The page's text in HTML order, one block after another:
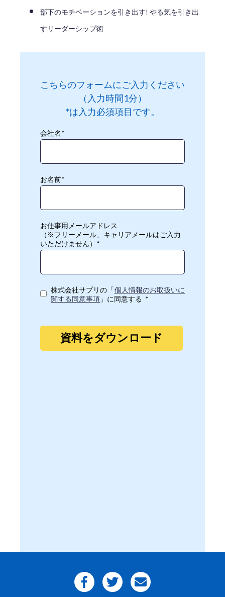
部下のモチベーションを引き出す! やる気を引き出
すリーダーシップ術
こちらのフォームにご入力ください
（入力時間1分）
*は入力必須項目です。
会社名*
お名前*
お仕事用メールアドレス
（※フリーメール、キャリアメールはご入力
いただけません） *
株式会社サプリの「個人情報のお取扱いに
関する同意事項 」に同意する *